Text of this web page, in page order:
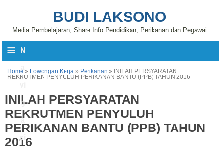
BUDI LAKSONO
Media Pembelajaran, Share Info Pendidikan, Perikanan dan Pegawai
≡ N
vi
g
a
si
Home » Lowongan Kerja » Perikanan »
INILAH PERSYARATAN
REKRUTMEN PENYULUH PERIKANAN BANTU (PPB) TAHUN 2016
INILAH PERSYARATAN
REKRUTMEN PENYULUH
PERIKANAN BANTU (PPB) TAHUN
2016